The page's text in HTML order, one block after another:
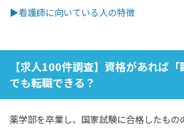
▶看護師に向いている人の特徴
【求人100件調査】資格があれば「
でも転職できる？
薬学部を卒業し、国家試験に合格したもの